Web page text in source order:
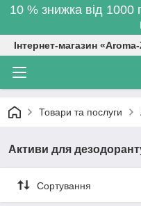
10 % знижка від 1000
Інтернет-магазин
Товари та послуги
Активи для
Сортування